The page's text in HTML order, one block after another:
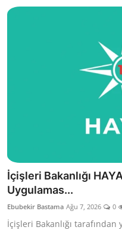
İçişleri Bakanlığı
Uygulamas...
Ebubekir Bastama Ağu 7, 2026 0
İçişleri Bakanlığı